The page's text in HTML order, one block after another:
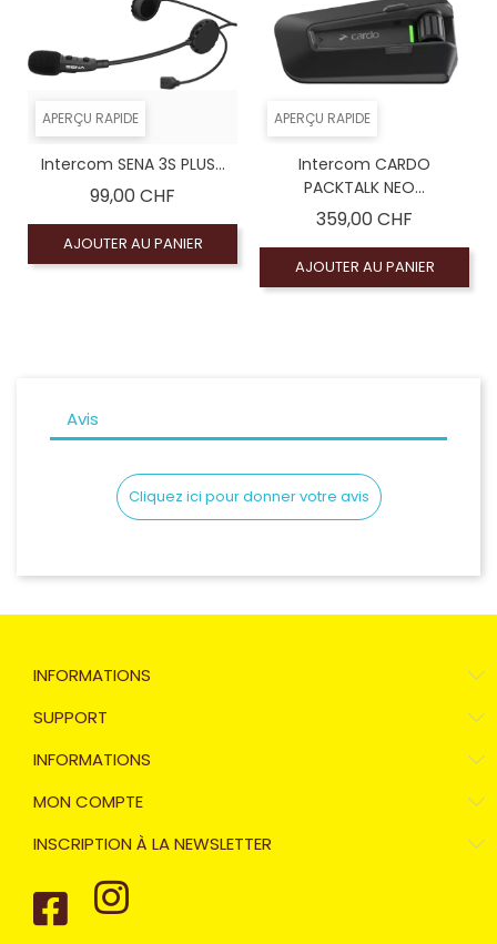
APERÇU RAPIDE
Intercom SENA 3S PLUS...
99,00 CHF
AJOUTER AU PANIER
APERÇU RAPIDE
Intercom CARDO
PACKTALK NEO...
359,00 CHF
AJOUTER AU PANIER
Avis
Cliquez ici pour donner votre avis
INFORMATIONS
SUPPORT
INFORMATIONS
MON COMPTE
INSCRIPTION À LA NEWSLETTER